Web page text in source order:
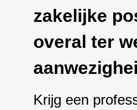
zakelijke
overal ter
Krijg een